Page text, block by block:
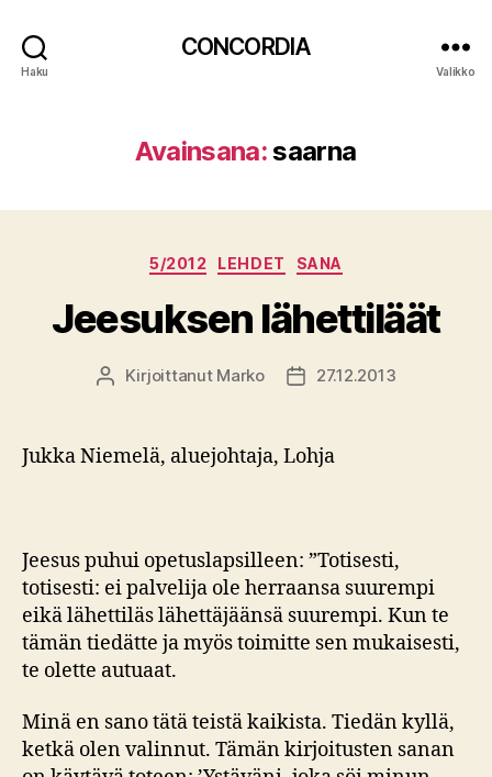
Haku
CONCORDIA
Valikko
Avainsana:saarna
Kategoriat
5/2012 LEHDET SANA
Jeesuksen lähettiläät
Kirjoittaja
Kirjoittanut Marko Julkaisupäivämäärä
27.12.2013
Jukka Niemelä, aluejohtaja, Lohja
Jeesus puhui opetuslapsilleen: ”Totisesti,
totisesti: ei palvelija ole herraansa suurempi
eikä lähettiläs lähettäjäänsä suurempi. Kun te
tämän tiedätte ja myös toimitte sen mukaisesti,
te olette autuaat.
Minä en sano tätä teistä kaikista. Tiedän kyllä,
ketkä olen valinnut. Tämän kirjoitusten sanan